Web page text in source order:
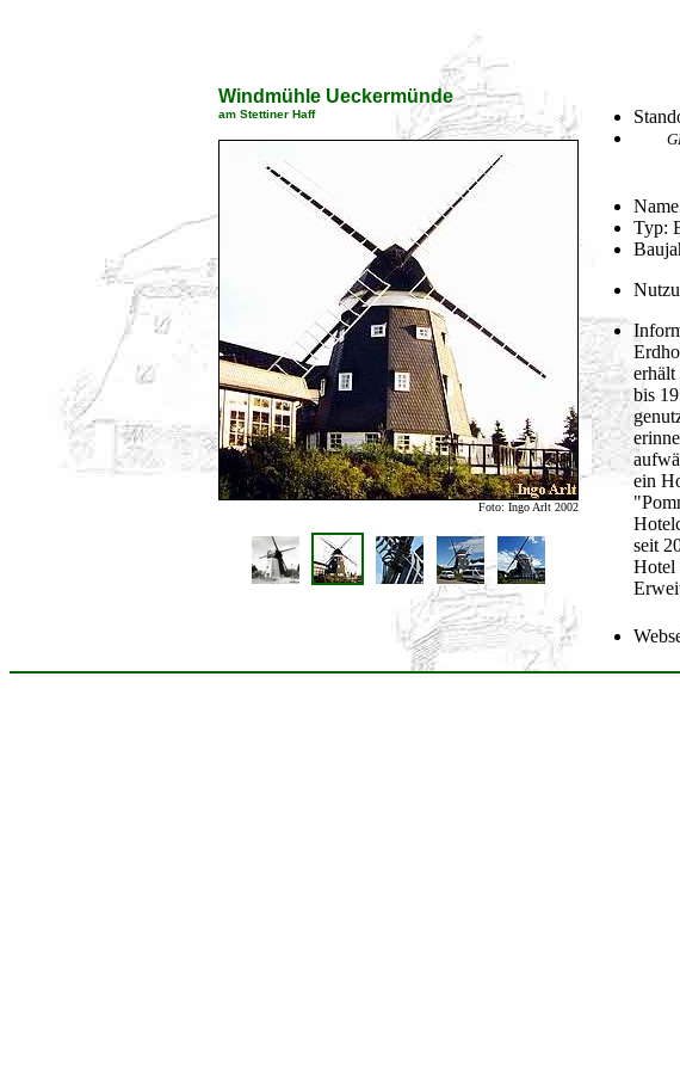
Windmühle Ueckermünde
am Stettiner Haff
Foto: Ingo Arlt 2002
Typ:
bis
ein
seit
Hotel